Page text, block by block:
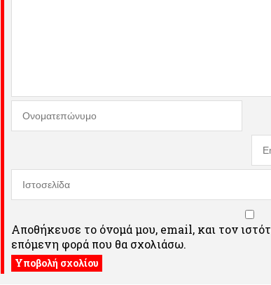
Αποθήκευσε το όνομά μου, email, και τον
επόμενη φορά που θα σχολιάσω.